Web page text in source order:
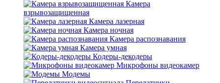
Камера
взрывозащищенная
Камера лазерная
Камера ночная
Камера распознавания
Камера умная
Кодеры-декодеры
Микрофоны видеокамер
Модемы